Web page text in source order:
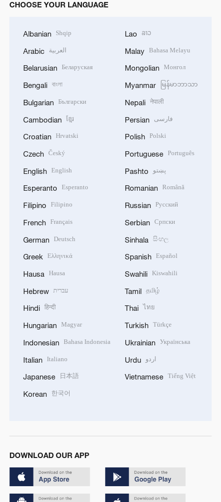
CHOOSE YOUR LANGUAGE
Albanian Shqip
Arabic العربية
Belarusian Беларуская
Bengali বাংলা
Bulgarian Български
Cambodian ខ្មែរ
Croatian Hrvatski
Czech Český
English English
Esperanto Esperanto
Filipino Filipino
French Français
German Deutsch
Greek Ελληνικά
Hausa Hausa
Hebrew עברית
Hindi हिन्दी
Hungarian Magyar
Indonesian Bahasa Indonesia
Italian Italiano
Japanese 日本語
Korean 한국어
Lao ລາວ
Malay Bahasa Melayu
Mongolian Монгол
Myanmar မြန်မာဘာသာ
Nepali नेपाली
Persian فارسی
Polish Polski
Portuguese Português
Pashto پښتو
Romanian Română
Russian Русский
Serbian Српски
Sinhala සිංහල
Spanish Español
Swahili Kiswahili
Tamil தமிழ்
Thai ไทย
Turkish Türkçe
Ukrainian Українська
Urdu اردو
Vietnamese Tiếng Việt
DOWNLOAD OUR APP